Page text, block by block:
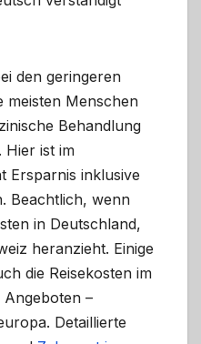
den geringeren
meisten Menschen
Behandlung
Hier ist im
Ersparnis inklusive
Beachtlich, wenn
in Deutschland,
heranzieht. Einige
die Reisekosten im
–
Detaillierte